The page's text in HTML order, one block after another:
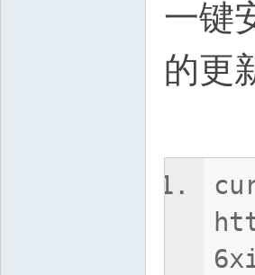
一键
的更